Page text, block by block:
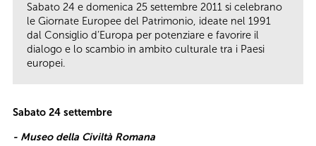
Sabato 24 e domenica 25 settembre 2011 si celebrano
le Giornate Europee del Patrimonio, ideate nel 1991
dal Consiglio d’Europa per potenziare e favorire il
dialogo e lo scambio in ambito culturale tra i Paesi
europei.
Sabato 24 settembre
- Museo della Civiltà Romana